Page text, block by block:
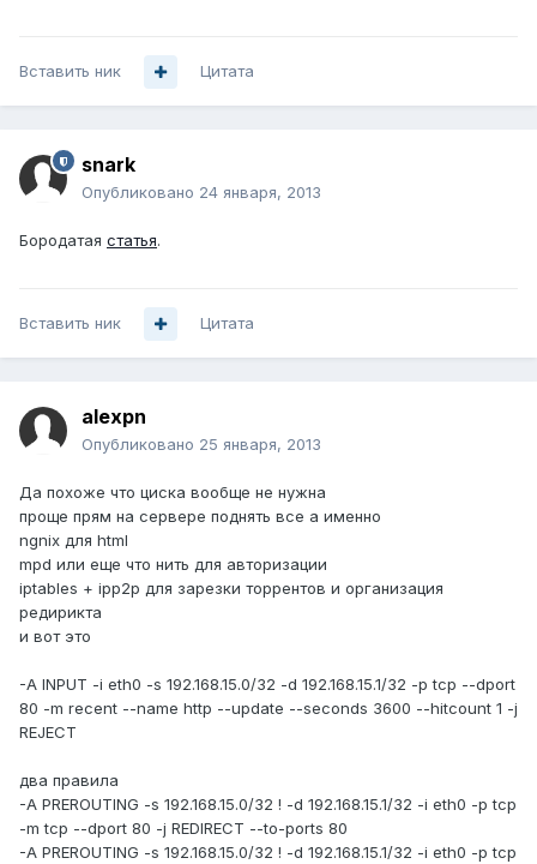
Вставить ник Цитата
snark
Опубликовано 24 января, 2013
Бородатая статья.
Вставить ник Цитата
alexpn
Опубликовано 25 января, 2013
Да похоже что циска вообще не нужна
проще прям на сервере поднять все а именно
ngnix для html
mpd или еще что нить для авторизации
iptables + ipp2p для зарезки торрентов и организация
редирикта
и вот это
-A INPUT -i eth0 -s 192.168.15.0/32 -d 192.168.15.1/32 -p tcp --dport
80 -m recent --name http --update --seconds 3600 --hitcount 1 -j
REJECT
два правила
-A PREROUTING -s 192.168.15.0/32 ! -d 192.168.15.1/32 -i eth0 -p tcp
-m tcp --dport 80 -j REDIRECT --to-ports 80
-A PREROUTING -s 192.168.15.0/32 ! -d 192.168.15.1/32 -i eth0 -p tcp